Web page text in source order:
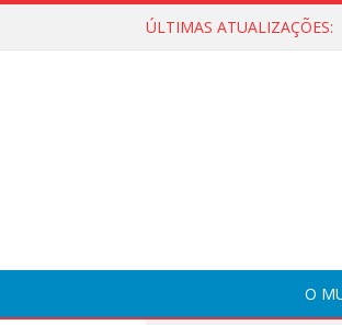
ÚLTIMAS ATUALIZAÇÕES:
O